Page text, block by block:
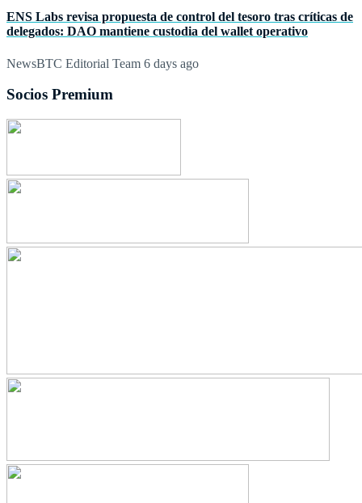
ENS Labs revisa propuesta de control del tesoro tras críticas de
delegados: DAO mantiene custodia del wallet operativo
NewsBTC Editorial Team 6 days ago
Socios Premium